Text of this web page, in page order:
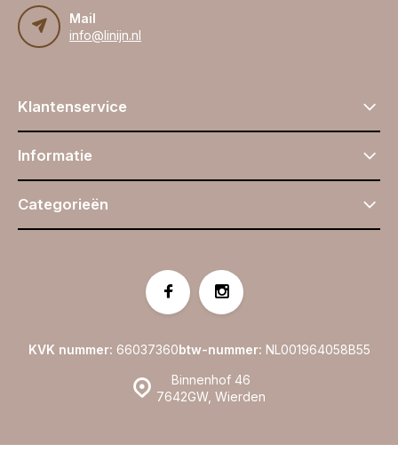
Mail
info@linijn.nl
Klantenservice
Informatie
Categorieën
Binnenhof 46
7642GW, Wierden
KVK nummer: 66037360btw-nummer: NL001964058B55